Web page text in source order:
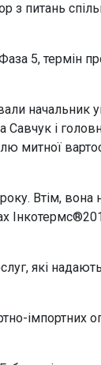
з питань
5, термін
начальник
і
митної
Втім, вона
які
імпортних